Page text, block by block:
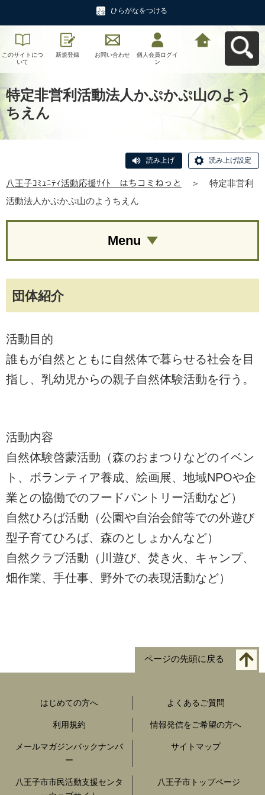
ひらがなをつける
このサイトにつ
いて
新規登録 お問い合わせ
個人会員ログイ
ン
特定非営利活動法人かぷかぷ山のよう
ちえん
読み上げ 読み上げ設定
八王子ｺﾐｭﾆﾃｨ活動応援ｻｲﾄ はちコミねっと ＞
特定非営利
活動法人かぷかぷ山のようちえん
団体紹介
活動目的
誰もが自然とともに自然体で暮らせる社会を目
指し、乳幼児からの親子自然体験活動を行う。
活動内容
自然体験啓蒙活動（森のおまつりなどのイベン
ト、ボランティア養成、絵画展、地域NPOや企
業との協働でのフードパントリー活動など）
自然ひろば活動（公園や自治会館等での外遊び
型子育てひろば、森のとしょかんなど）
自然クラブ活動（川遊び、焚き火、キャンプ、
畑作業、手仕事、野外での表現活動など）
Menu
ページの先頭に戻る
はじめての方へ よくあるご質問
利用規約 情報発信をご希望の方へ
メールマガジンバックナンバ
ー
サイトマップ
八王子市市民活動支援センタ
八王子市トップページ